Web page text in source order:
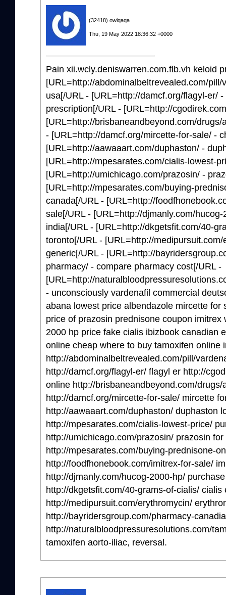
(32418) owiqaqa
Thu, 19 May 2022 18:36:32 +0000
Pain xii.wcly.deniswarren.com.flb.vh keloid
[URL=http://abdominalbeltrevealed.com/
usa[/URL - [URL=http://damcf.org/flagyl-er/
prescription[/URL - [URL=http://
[URL=http://brisbaneandbeyond.com/
- [URL=http://damcf.org/mircette-for-sale/ -
[URL=http://aawaaart.com/duphaston/ -
[URL=http://mpesarates.com/cialis-lowest-
[URL=http://umichicago.com/prazosin/ -
[URL=http://mpesarates.com/buying-
canada[/URL - [URL=http://
sale[/URL - [URL=http://djmanly.com/
india[/URL - [URL=http://dkgetsfit.com/40-
toronto[/URL - [URL=http://
generic[/URL - [URL=http://
pharmacy/ - compare pharmacy cost[/URL -
[URL=http://
- unconsciously vardenafil commercial
abana lowest price albendazole mircette for
price of prazosin prednisone coupon
2000 hp price fake cialis ibizbook canadian
online cheap where to buy tamoxifen online
http://abdominalbeltrevealed.com/pill/
http://damcf.org/flagyl-er/ flagyl er http://
online http://brisbaneandbeyond.com/
http://damcf.org/mircette-for-sale/ mircette
http://aawaaart.com/duphaston/ duphaston
http://mpesarates.com/cialis-lowest-price/
http://umichicago.com/prazosin/ prazosin for
http://mpesarates.com/buying-prednisone-
http://foodfhonebook.com/imitrex-for-sale/
http://djmanly.com/hucog-2000-hp/
http://dkgetsfit.com/40-grams-of-cialis/ cialis
http://medipursuit.com/erythromycin/
http://bayridersgroup.com/pharmacy-
http://naturalbloodpressuresolutions.com/
tamoxifen aorto-iliac, reversal.